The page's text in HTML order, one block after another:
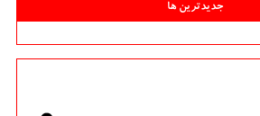
جدیدترین ها